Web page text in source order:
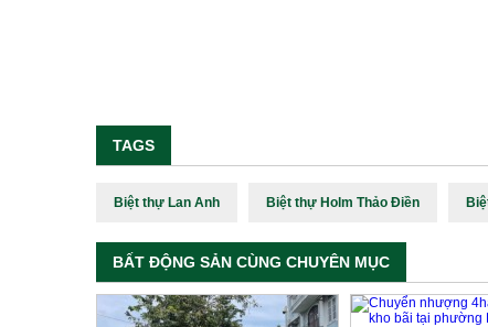
TAGS
Biệt thự Lan Anh Biệt thự Holm Thảo Điền
BẤT ĐỘNG SẢN CÙNG CHUYÊN MỤC